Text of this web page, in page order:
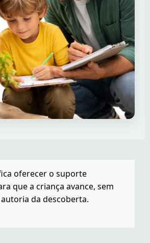
oferecer o suporte
que a criança avance, sem
da descoberta.